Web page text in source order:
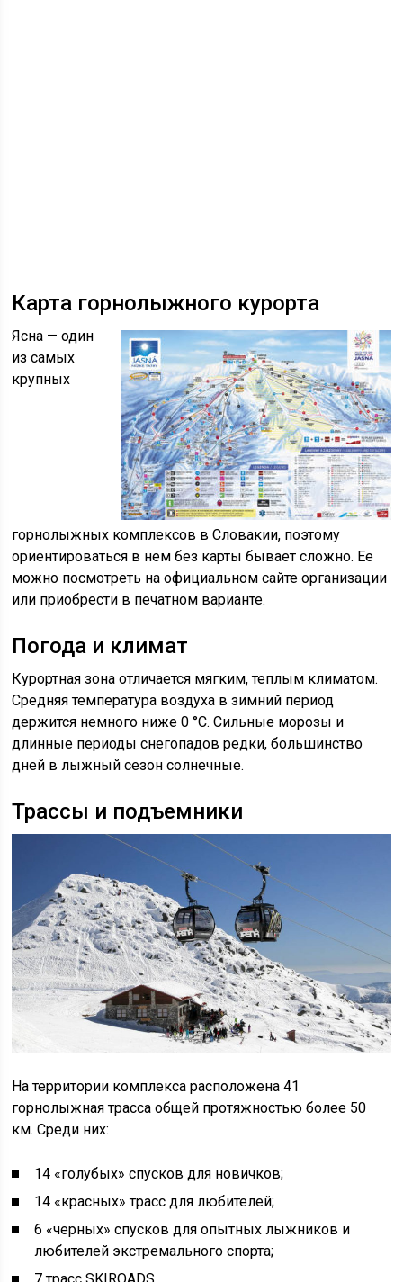
Карта горнолыжного курорта
Ясна — один
из самых
крупных
горнолыжных комплексов в Словакии, поэтому
ориентироваться в нем без карты бывает сложно. Ее
можно посмотреть на официальном сайте организации
или приобрести в печатном варианте.
Погода и климат
Курортная зона отличается мягким, теплым климатом.
Средняя температура воздуха в зимний период
держится немного ниже 0 °C. Сильные морозы и
длинные периоды снегопадов редки, большинство
дней в лыжный сезон солнечные.
Трассы и подъемники
На территории комплекса расположена 41
горнолыжная трасса общей протяжностью более 50
км. Среди них:
14 «голубых» спусков для новичков;
14 «красных» трасс для любителей;
6 «черных» спусков для опытных лыжников и
любителей экстремального спорта;
7 трасс SKIROADS.